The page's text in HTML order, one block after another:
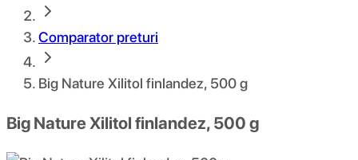
Comparator preturi
Big Nature Xilitol finlandez, 500 g
Big Nature Xilitol finlandez, 500 g